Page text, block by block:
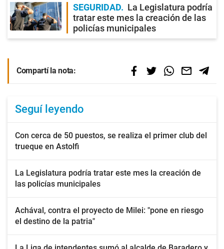
SEGURIDAD
La Legislatura podría
tratar este mes la creación de las
policías municipales
Compartí la nota:
Seguí leyendo
Con cerca de 50 puestos, se realiza el primer club del
trueque en Astolfi
La Legislatura podría tratar este mes la creación de
las policías municipales
Achával, contra el proyecto de Milei: "pone en riesgo
el destino de la patria"